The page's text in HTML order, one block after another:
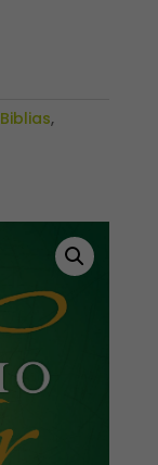
Biblias,